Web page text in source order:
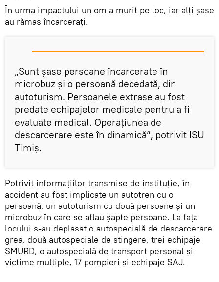
În urma impactului un om a murit pe loc, iar alţi şase
au rămas încarceraţi.
„Sunt şase persoane încarcerate în
microbuz şi o persoană decedată, din
autoturism. Persoanele extrase au fost
predate echipajelor medicale pentru a fi
evaluate medical. Operaţiunea de
descarcerare este în dinamică”, potrivit ISU
Timiş.
Potrivit informaţiilor transmise de instituţie, în
accident au fost implicate un autotren cu o
persoană, un autoturism cu două persoane şi un
microbuz în care se aflau şapte persoane. La faţa
locului s-au deplasat o autospecială de descarcerare
grea, două autospeciale de stingere, trei echipaje
SMURD, o autospecială de transport personal şi
victime multiple, 17 pompieri şi echipaje SAJ.